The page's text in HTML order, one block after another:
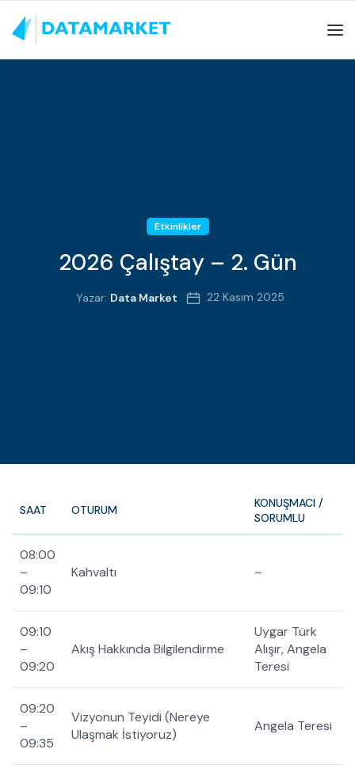
Etkinlikler
2026 Çalıştay – 2. Gün
Yazar: Data Market 22 Kasım 2025
SAAT OTURUM
KONUŞMACI /
SORUMLU
08:00
–
09:10
Kahvaltı –
09:10
–
09:20
Akış Hakkında Bilgilendirme
Uygar Türk
Alışır, Angela
Teresi
09:20
–
09:35
Vizyonun Teyidi (Nereye
Ulaşmak İstiyoruz)
Angela Teresi